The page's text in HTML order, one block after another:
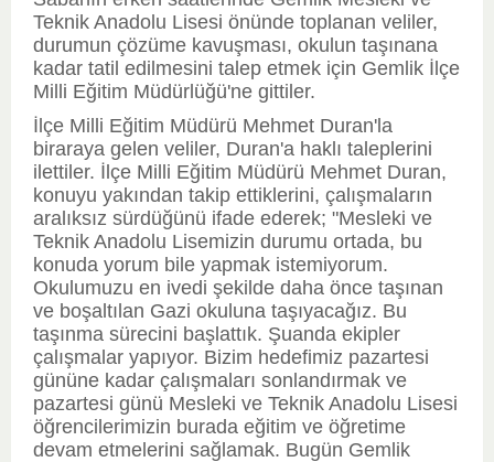
Teknik Anadolu Lisesi önünde toplanan veliler,
durumun çözüme kavuşması, okulun taşınana
kadar tatil edilmesini talep etmek için Gemlik İlçe
Milli Eğitim Müdürlüğü'ne gittiler.
İlçe Milli Eğitim Müdürü Mehmet Duran'la
biraraya gelen veliler, Duran'a haklı taleplerini
ilettiler. İlçe Milli Eğitim Müdürü Mehmet Duran,
konuyu yakından takip ettiklerini, çalışmaların
aralıksız sürdüğünü ifade ederek; "Mesleki ve
Teknik Anadolu Lisemizin durumu ortada, bu
konuda yorum bile yapmak istemiyorum.
Okulumuzu en ivedi şekilde daha önce taşınan
ve boşaltılan Gazi okuluna taşıyacağız. Bu
taşınma sürecini başlattık. Şuanda ekipler
çalışmalar yapıyor. Bizim hedefimiz pazartesi
gününe kadar çalışmaları sonlandırmak ve
pazartesi günü Mesleki ve Teknik Anadolu Lisesi
öğrencilerimizin burada eğitim ve öğretime
devam etmelerini sağlamak. Bugün Gemlik